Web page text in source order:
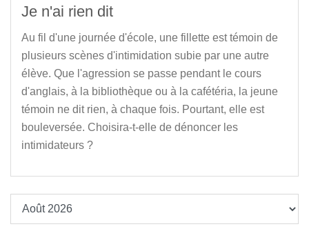
Je n'ai rien dit
Au fil d'une journée d'école, une fillette est témoin de
plusieurs scènes d'intimidation subie par une autre
élève. Que l'agression se passe pendant le cours
d'anglais, à la bibliothèque ou à la cafétéria, la jeune
témoin ne dit rien, à chaque fois. Pourtant, elle est
bouleversée. Choisira-t-elle de dénoncer les
intimidateurs ?